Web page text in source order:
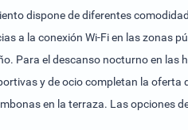
dispone de diferentes
a la conexión Wi-Fi en las zonas
Para el descanso nocturno en
y de ocio completan la
en la terraza. Las opciones